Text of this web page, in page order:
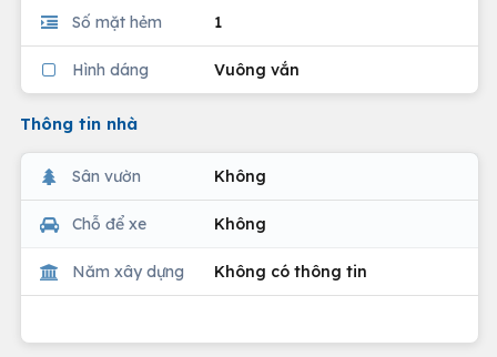
Số mặt hẻm 1
Hình dáng Vuông vắn
Thông tin nhà
Sân vườn Không
Chỗ để xe Không
Năm xây dựng Không có thông tin